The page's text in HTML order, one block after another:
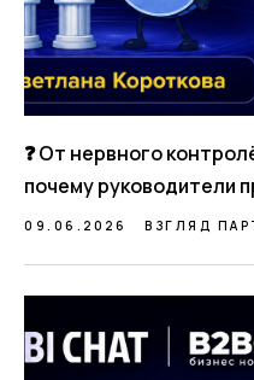
❓ От нервного
почему руководители
09.06.2026 ВЗГЛЯД